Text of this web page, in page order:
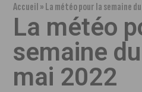
Accueil»La météo pour la semaine
La météo
semaine
mai 2022